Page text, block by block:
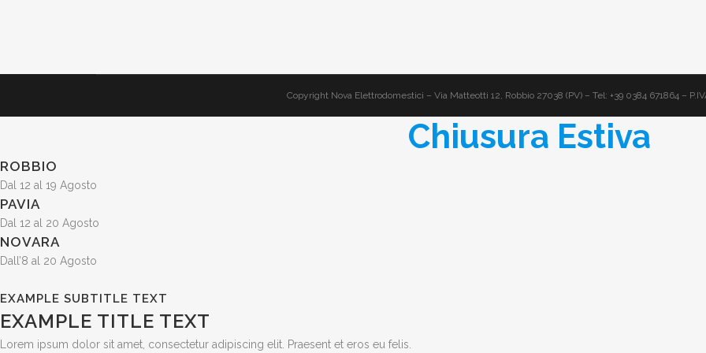
Copyright Nova Elettrodomestici – Via Matteotti 12, Robbio 27038 (PV) – Tel: +39 0384 671864 –
Chiusura Estiva
ROBBIO
Dal 12 al 19 Agosto
PAVIA
Dal 12 al 20 Agosto
NOVARA
Dall’8 al 20 Agosto
EXAMPLE SUBTITLE TEXT
EXAMPLE TITLE TEXT
Lorem ipsum dolor sit amet, consectetur adipiscing elit. Praesent et eros eu felis.